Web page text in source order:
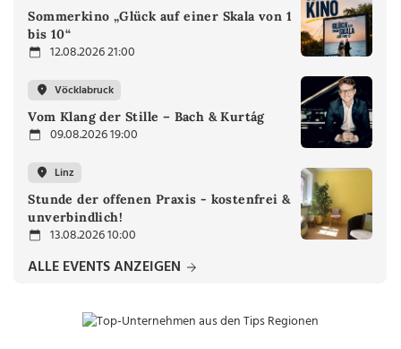
Sommerkino „Glück auf einer Skala von 1
bis 10“
12.08.2026 21:00
Vöcklabruck
Vom Klang der Stille – Bach & Kurtág
09.08.2026 19:00
Linz
Stunde der offenen Praxis - kostenfrei &
unverbindlich!
13.08.2026 10:00
ALLE EVENTS ANZEIGEN